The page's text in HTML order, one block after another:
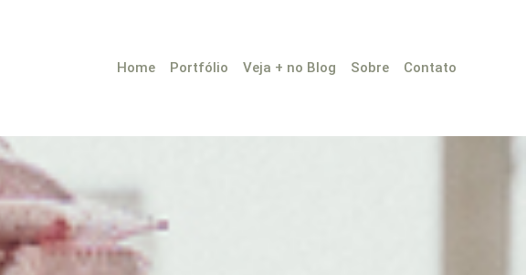
Home Portfólio Veja + no Blog Sobre Contato